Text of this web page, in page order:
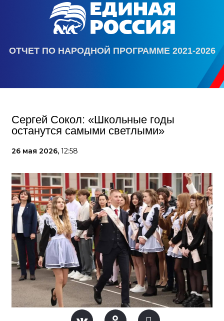
ОТЧЕТ ПО НАРОДНОЙ ПРОГРАММЕ 2021-2026
Сергей Сокол: «Школьные годы
останутся самыми светлыми»
26 мая 2026, 12:58